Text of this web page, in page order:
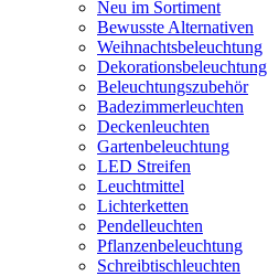
Neu im Sortiment
Bewusste Alternativen
Weihnachtsbeleuchtung
Dekorationsbeleuchtung
Beleuchtungszubehör
Badezimmerleuchten
Deckenleuchten
Gartenbeleuchtung
LED Streifen
Leuchtmittel
Lichterketten
Pendelleuchten
Pflanzenbeleuchtung
Schreibtischleuchten